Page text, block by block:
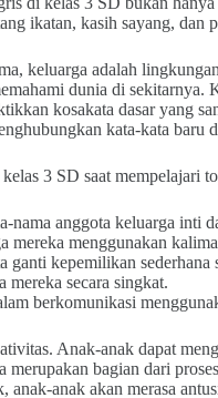
ikatan, kasih sayang, dan
keluarga adalah
dunia di
kosakata dasar yang
kata-kata baru
3 SD saat mempelajari
nama anggota keluarga inti
mereka menggunakan
ganti kepemilikan
mereka secara singkat.
berkomunikasi
Anak-anak dapat
merupakan bagian dari
anak-anak akan merasa